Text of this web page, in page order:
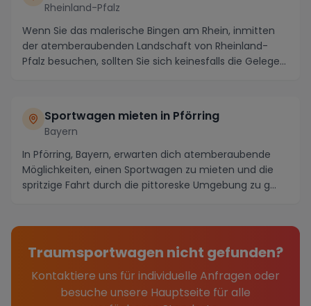
Rheinland-Pfalz
Wenn Sie das malerische Bingen am Rhein, inmitten
der atemberaubenden Landschaft von Rheinland-
Pfalz besuchen, sollten Sie sich keinesfalls die Gelege...
Sportwagen mieten in Pförring
Bayern
In Pförring, Bayern, erwarten dich atemberaubende
Möglichkeiten, einen Sportwagen zu mieten und die
spritzige Fahrt durch die pittoreske Umgebung zu g...
Traumsportwagen nicht gefunden?
Kontaktiere uns für individuelle Anfragen oder
besuche unsere Hauptseite für alle